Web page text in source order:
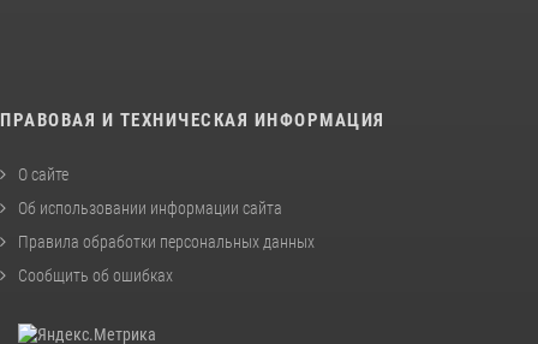
ПРАВОВАЯ И ТЕХНИЧЕСКАЯ ИНФОРМАЦИЯ
О сайте
Об использовании информации сайта
Правила обработки персональных данных
Сообщить об ошибках